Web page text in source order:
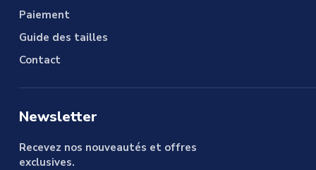
Paiement
Guide des tailles
Contact
Newsletter
Recevez nos nouveautés et offres
exclusives.